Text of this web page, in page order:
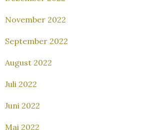
November 2022
September 2022
August 2022
Juli 2022
Juni 2022
Mai 2022